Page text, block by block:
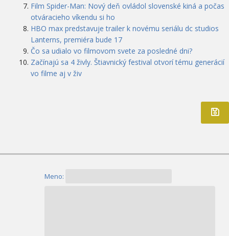
Film Spider-Man: Nový deň ovládol slovenské kiná a počas
otváracieho víkendu si ho
HBO max predstavuje trailer k novému seriálu dc studios
Lanterns, premiéra bude 17
Čo sa udialo vo filmovom svete za posledné dni?
Začínajú sa 4 živly. Štiavnický festival otvorí tému generácií
vo filme aj v živ
Meno: